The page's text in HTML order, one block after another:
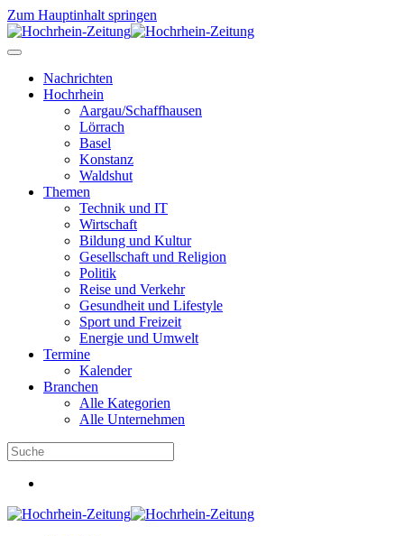
Zum Hauptinhalt springen
Nachrichten
Hochrhein
Aargau/Schaffhausen
Lörrach
Basel
Konstanz
Waldshut
Themen
Technik und IT
Wirtschaft
Bildung und Kultur
Gesellschaft und Religion
Politik
Reise und Verkehr
Gesundheit und Lifestyle
Sport und Freizeit
Energie und Umwelt
Termine
Kalender
Branchen
Alle Kategorien
Alle Unternehmen